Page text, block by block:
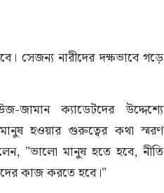
সেজন্য নারীদের দক্ষভাবে গড়ে
জামান ক্যাডেটদের উদ্দেশ্যে
হওয়ার গুরুত্বের কথা স্মরণ
"ভালো মানুষ হতে হবে, নীতি
কাজ করতে হবে।"